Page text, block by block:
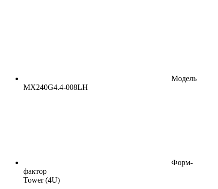
Модель
MX240G4.4-008LH
Форм-
фактор
Tower (4U)